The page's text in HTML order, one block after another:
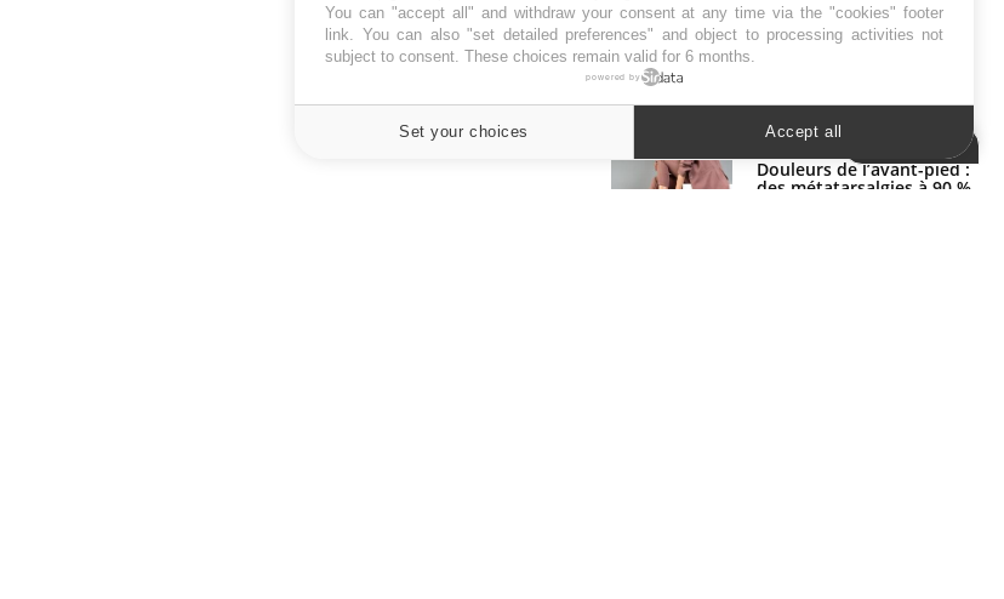
SYMPTÔMES
Douleurs de l’avant-pied :
des métatarsalgies à 90 %
You can "accept all" and withdraw your consent at any time via the "cookies" footer
link. You can also "set detailed preferences" and object to processing activities not
subject to consent. These choices remain valid for 6 months.
powered by
Set your choices Accept all